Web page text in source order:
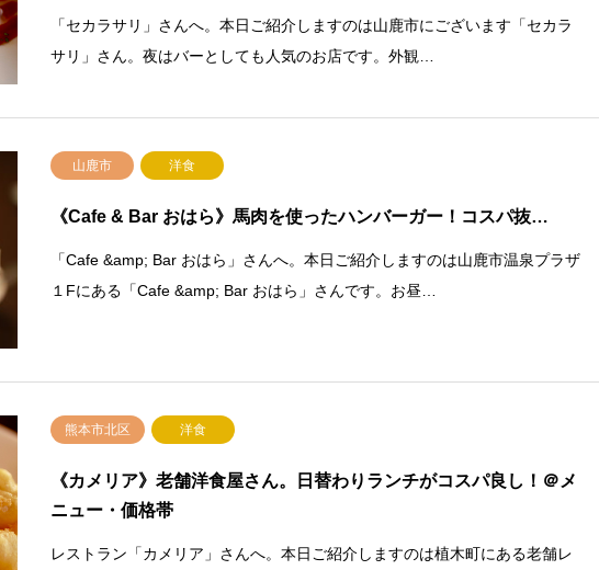
「セカラサリ」さんへ。本日ご紹介しますのは山鹿市にございます「セカラ
サリ」さん。夜はバーとしても人気のお店です。外観…
山鹿市 洋食
《Cafe & Bar おはら》馬肉を使ったハンバーガー！コスパ抜…
「Cafe &amp; Bar おはら」さんへ。本日ご紹介しますのは山鹿市温泉プラザ
１Fにある「Cafe &amp; Bar おはら」さんです。お昼…
熊本市北区 洋食
《カメリア》老舗洋食屋さん。日替わりランチがコスパ良し！＠メ
ニュー・価格帯
レストラン「カメリア」さんへ。本日ご紹介しますのは植木町にある老舗レ